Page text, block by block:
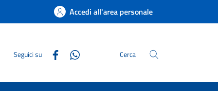
Accedi all'area personale
Seguici su Cerca